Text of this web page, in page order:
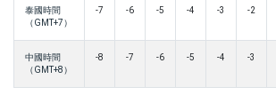
泰國時間
（GMT+7）
-7 -6 -5 -4 -3 -2
中國時間
（GMT+8）
-8 -7 -6 -5 -4 -3